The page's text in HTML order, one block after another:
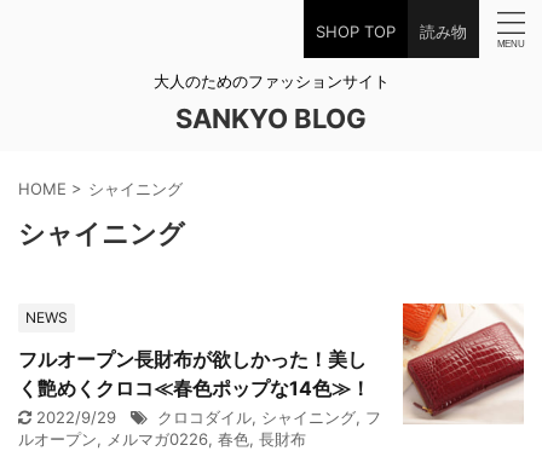
SHOP TOP 読み物
大人のためのファッションサイト
SANKYO BLOG
HOME > シャイニング
シャイニング
NEWS
フルオープン長財布が欲しかった！美し
く艶めくクロコ≪春色ポップな14色≫！
2022/9/29 クロコダイル, シャイニング, フ
ルオープン, メルマガ0226, 春色, 長財布